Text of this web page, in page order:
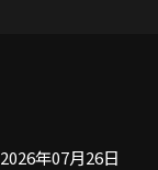
2026年07月26日